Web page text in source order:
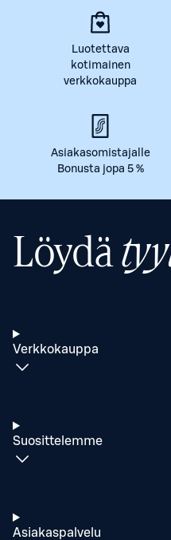
Luotettava
kotimainen
verkkokauppa
Asiakasomistajalle
Bonusta jopa 5 %
Löydä
Verkkokauppa
Suosittelemme
Asiakaspalvelu